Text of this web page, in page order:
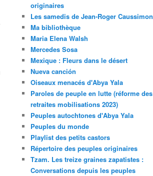
originaires
Les samedis de Jean-Roger Caussimon
Ma bibliothèque
Maria Elena Walsh
Mercedes Sosa
Mexique : Fleurs dans le désert
Nueva canción
Oiseaux menacés d'Abya Yala
Paroles de peuple en lutte (réforme des
retraites mobilisations 2023)
Peuples autochtones d'Abya Yala
Peuples du monde
Playlist des petits castors
Répertoire des peuples originaires
Tzam. Les treize graines zapatistes :
Conversations depuis les peuples